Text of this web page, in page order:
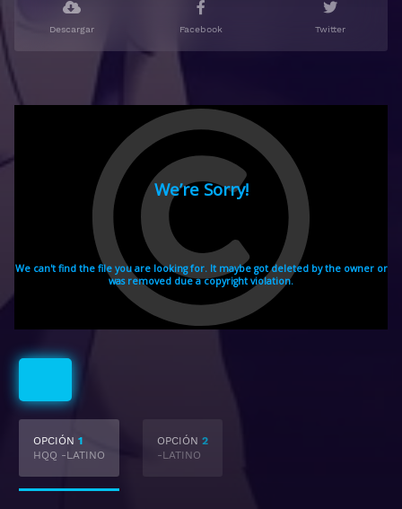
Descargar Facebook Twitter
OPCIÓN 1
HQQ -LATINO
OPCIÓN 2
-LATINO